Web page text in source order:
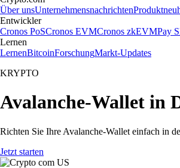
Über unsUnternehmensnachrichten
Entwickler
Cronos PoSCronos EVMCronos zkEVMPay
Lernen
LernenBitcoinForschungMarkt-Updates
KRYPTO
Avalanche-Wallet in
Richten Sie Ihre Avalanche-Wallet einfach in
Jetzt starten